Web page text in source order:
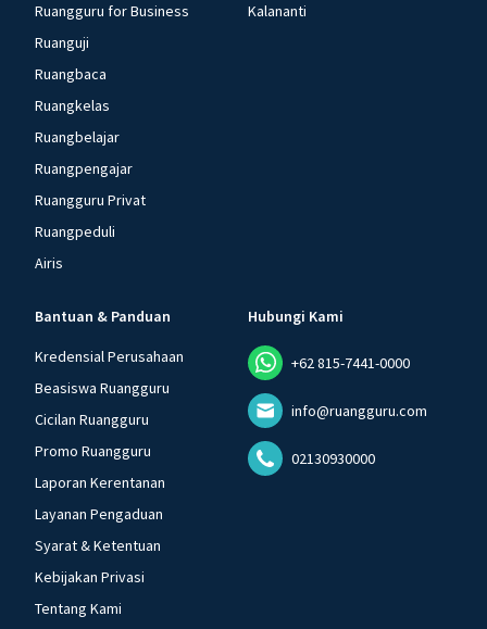
Ruangguru for Business
Ruanguji
Ruangbaca
Ruangkelas
Ruangbelajar
Ruangpengajar
Ruangguru Privat
Ruangpeduli
Airis
Kalananti
Bantuan & Panduan
Kredensial Perusahaan
Beasiswa Ruangguru
Cicilan Ruangguru
Promo Ruangguru
Laporan Kerentanan
Layanan Pengaduan
Syarat & Ketentuan
Kebijakan Privasi
Tentang Kami
Hubungi Kami
+62 815-7441-0000
info@ruangguru.com
02130930000